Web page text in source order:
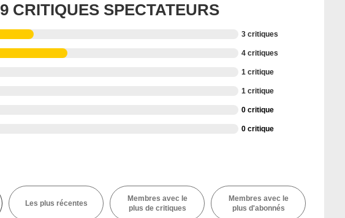
9 CRITIQUES SPECTATEURS
3 critiques
4 critiques
1 critique
1 critique
0 critique
0 critique
Les plus récentes
Membres avec le
plus de critiques
Membres avec le
plus d'abonnés